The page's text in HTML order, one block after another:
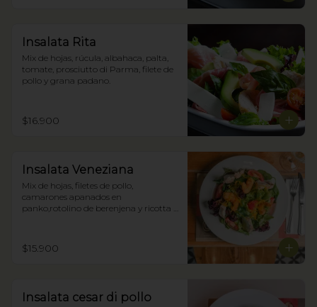
Insalata Rita
Mix de hojas, rúcula, albahaca, palta,
tomate, prosciutto di Parma, filete de
pollo y grana padano.
$16.900
Insalata Veneziana
Mix de hojas, filetes de pollo,
camarones apanados en
panko,rotolino de berenjena y ricotta y
$15.900
Insalata cesar di pollo